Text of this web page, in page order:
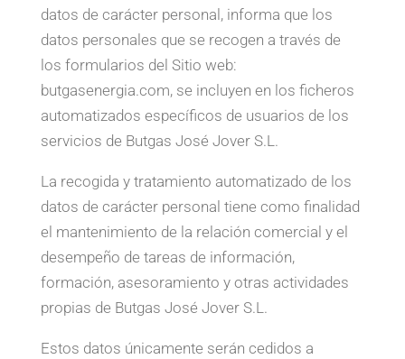
datos de carácter personal, informa que los
datos personales que se recogen a través de
los formularios del Sitio web:
butgasenergia.com, se incluyen en los ficheros
automatizados específicos de usuarios de los
servicios de Butgas José Jover S.L.
La recogida y tratamiento automatizado de los
datos de carácter personal tiene como finalidad
el mantenimiento de la relación comercial y el
desempeño de tareas de información,
formación, asesoramiento y otras actividades
propias de Butgas José Jover S.L.
Estos datos únicamente serán cedidos a